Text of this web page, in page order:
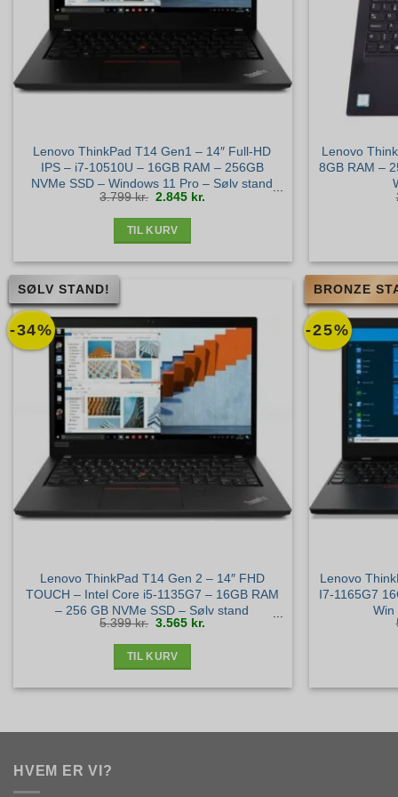
Lenovo ThinkPad T14 Gen1 – 14″ Full-HD
IPS – i7-10510U – 16GB RAM – 256GB
NVMe SSD – Windows 11 Pro – Sølv stand
3.799kr. Den
oprindelige
pris
2.845 kr.
TIL KURV
Lenovo
8GB RAM –
-34%
SØLV STAND!
Lenovo ThinkPad T14 Gen 2 – 14″ FHD
TOUCH – Intel Core i5-1135G7 – 16GB RAM
– 256 GB NVMe SSD – Sølv stand
5.399kr. Den
oprindelige
pris
3.565 kr.
TIL KURV
-25%
BRONZE
Lenovo
I7-1165G7
Win
HVEM ER VI?